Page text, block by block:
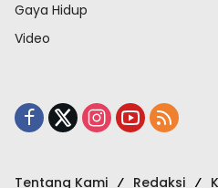
Gaya Hidup
Video
Tentang Kami Redaksi